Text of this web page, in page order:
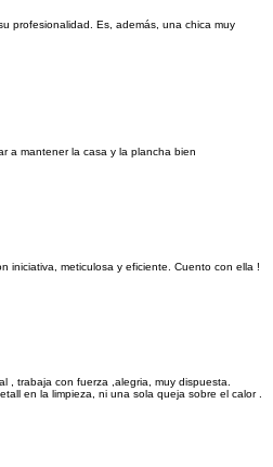
profesionalidad. Es, además, una chica muy
a mantener la casa y la plancha bien
iniciativa, meticulosa y eficiente. Cuento con ella !
, trabaja con fuerza ,alegria, muy dispuesta.
en la limpieza, ni una sola queja sobre el calor .